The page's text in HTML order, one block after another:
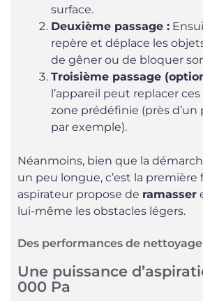
surface.
Deuxième passage :
repère et déplace les
de gêner ou de bloquer
Troisième passage
l’appareil peut replacer
zone prédéfinie (près d’un
par exemple).
Néanmoins, bien que la
un peu longue, c’est la première
aspirateur propose de ramasser
lui-même les obstacles légers.
Des performances de
Une puissance
000 Pa